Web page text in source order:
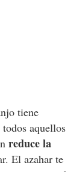
tiene
aquellos
reduce la
El azahar te